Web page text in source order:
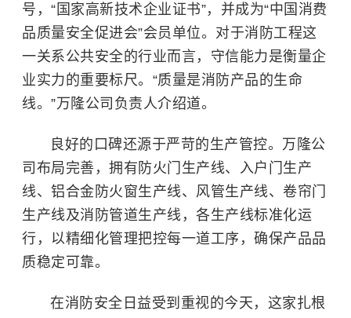
号，“国家高新技术企业证书”，并成为“中国消费
品质量安全促进会”会员单位。对于消防工程这
一关系公共安全的行业而言，守信能力是衡量企
业实力的重要标尺。“质量是消防产品的生命
线。”万隆公司负责人介绍道。
良好的口碑还源于严苛的生产管控。万隆公
司布局完善，拥有防火门生产线、入户门生产
线、铝合金防火窗生产线、风管生产线、卷帘门
生产线及消防管道生产线，各生产线标准化运
行，以精细化管理把控每一道工序，确保产品品
质稳定可靠。
在消防安全日益受到重视的今天，这家扎根